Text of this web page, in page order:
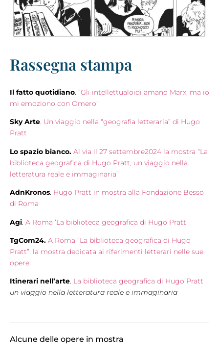
Rassegna stampa
Il fatto quotidiano. “Gli intellettualoidi amano Marx, ma io
mi emoziono con Omero”
Sky Arte. Un viaggio nella “geografia letteraria” di Hugo
Pratt
Lo spazio bianco. Al via il 27 settembre2024 la mostra “La
biblioteca geografica di Hugo Pratt, un viaggio nella
letteratura reale e immaginaria”
AdnKronos. Hugo Pratt in mostra alla Fondazione Besso
di Roma
Agi A Roma ‘La biblioteca geografica di Hugo Pratt’
TgCom24. A Roma “La biblioteca geografica di Hugo
Pratt”: la mostra dedicata ai riferimenti letterari nelle sue
opere
Itinerari nell’arte. La biblioteca geografica di Hugo Pratt
un viaggio nella letteratura reale e immaginaria
Alcune delle opere in mostra